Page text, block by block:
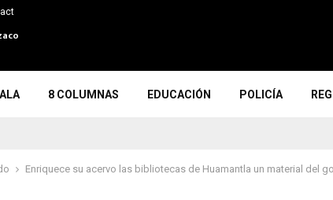
8 COLUMNAS EDUCACIÓN POLICÍA
Enriquece su acervo las bibliotecas de Huamantla un material del